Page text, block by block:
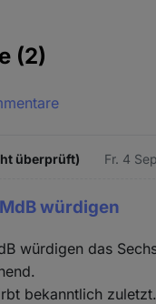
(2)
überprüft) Fr. 4
würdigen
würdigen das
bekanntlich zuletzt.